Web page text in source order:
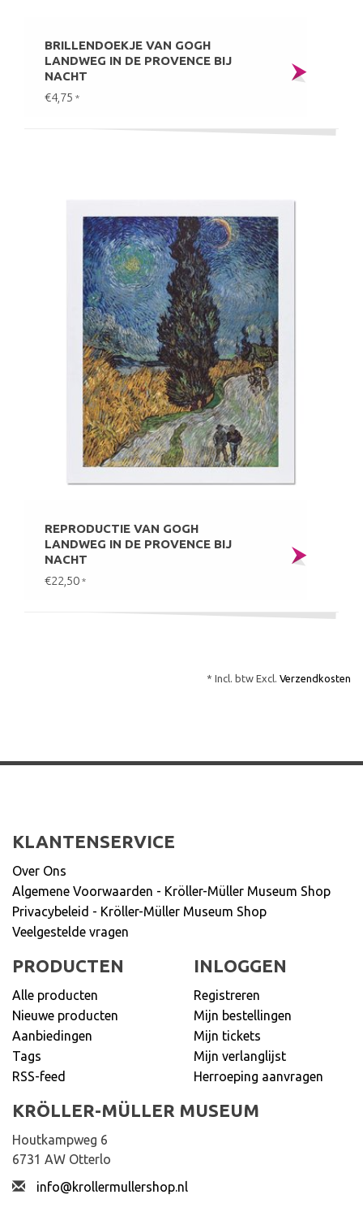
BRILLENDOEKJE VAN GOGH
LANDWEG IN DE PROVENCE BIJ
NACHT
€4,75 *
REPRODUCTIE VAN GOGH
LANDWEG IN DE PROVENCE BIJ
NACHT
€22,50 *
* Incl. btw Excl. Verzendkosten
KLANTENSERVICE
Over Ons
Algemene Voorwaarden - Kröller-Müller Museum Shop
Privacybeleid - Kröller-Müller Museum Shop
Veelgestelde vragen
PRODUCTEN
Alle producten
Nieuwe producten
Aanbiedingen
Tags
RSS-feed
INLOGGEN
Registreren
Mijn bestellingen
Mijn tickets
Mijn verlanglijst
Herroeping aanvragen
KRÖLLER-MÜLLER MUSEUM
Houtkampweg 6
6731 AW Otterlo
info@krollermullershop.nl